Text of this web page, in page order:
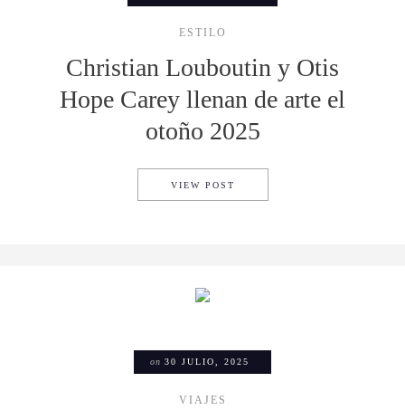
ESTILO
Christian Louboutin y Otis
Hope Carey llenan de arte el
otoño 2025
VIEW POST
on 30 JULIO, 2025
VIAJES